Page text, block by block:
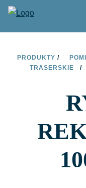
PRODUKTY /
TRASERSKIE
/